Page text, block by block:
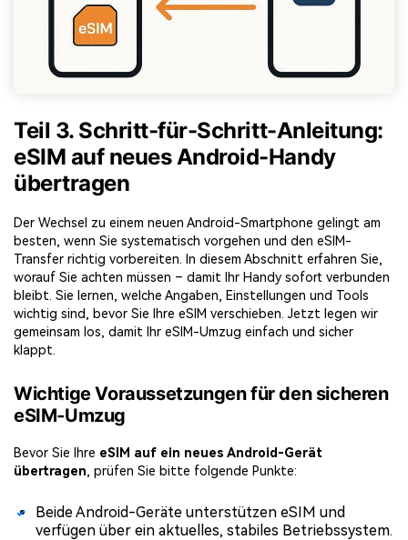
Teil 3. Schritt-für-Schritt-Anleitung:
eSIM auf neues Android-Handy
übertragen
Der Wechsel zu einem neuen Android-Smartphone gelingt am
besten, wenn Sie systematisch vorgehen und den eSIM-
Transfer richtig vorbereiten. In diesem Abschnitt erfahren Sie,
worauf Sie achten müssen – damit Ihr Handy sofort verbunden
bleibt. Sie lernen, welche Angaben, Einstellungen und Tools
wichtig sind, bevor Sie Ihre eSIM verschieben. Jetzt legen wir
gemeinsam los, damit Ihr eSIM-Umzug einfach und sicher
klappt.
Wichtige Voraussetzungen für den sicheren
eSIM-Umzug
Bevor Sie Ihre eSIM auf ein neues Android-Gerät
übertragen, prüfen Sie bitte folgende Punkte:
Beide Android-Geräte unterstützen eSIM und
verfügen über ein aktuelles, stabiles Betriebssystem.